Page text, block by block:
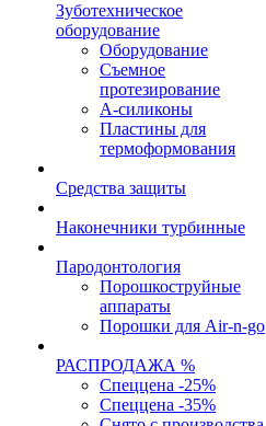
Зуботехническое
оборудование
Оборудование
Съемное
протезирование
А-силиконы
Пластины для
термоформования
Средства защиты
Наконечники турбинные
Пародонтология
Порошкоструйные
аппараты
Порошки для Air-n-go
РАСПРОДАЖА %
Спеццена -25%
Спеццена -35%